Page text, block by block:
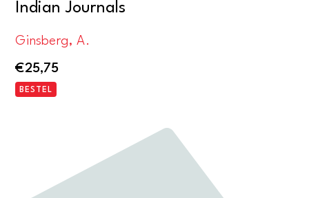
Indian Journals
Ginsberg, A.
€25,75
BESTEL